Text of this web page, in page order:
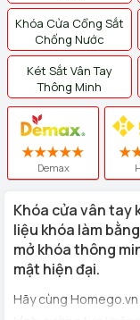
Khóa Cửa Cổng Sắt
Chống Nước
Két Sắt Vân Tay
Thông Minh
Demax
Khóa cửa vân tay
liệu khóa làm
mở khóa thông
mật hiện đại.
Hãy cùng